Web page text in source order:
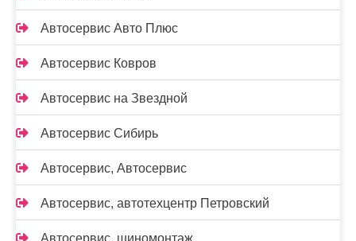
Автосервис Авто Плюс
Автосервис Ковров
Автосервис на Звездной
Автосервис Сибирь
Автосервис, Автосервис
Автосервис, автотехцентр Петровский
Автосервис, шиномонтаж